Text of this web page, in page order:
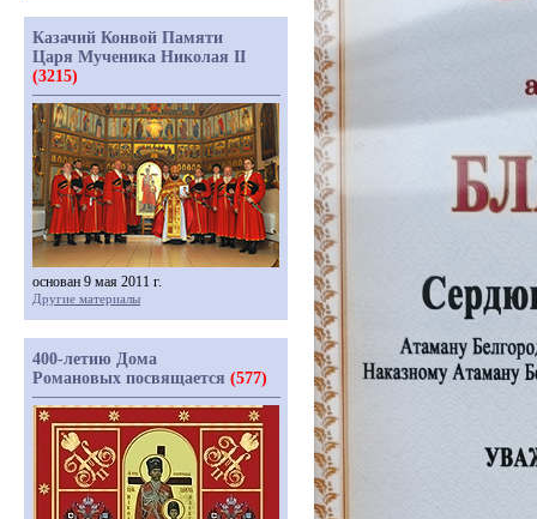
Казачий Конвой Памяти
Царя Мученика Николая II
(3215)
основан 9 мая 2011 г.
Другие материалы
400-летию Дома
Романовых посвящается (577)